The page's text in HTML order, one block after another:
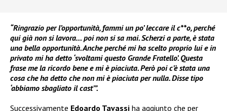
“Ringrazio per l’opportunità, fammi un po’ leccare il c**o, perché
qui già non si lavora… poi non si sa mai. Scherzi a parte, è stata
una bella opportunità. Anche perché mi ha scelto proprio lui e in
privato mi ha detto ‘svoltami questo Grande Fratello’. Questa
frase me la ricordo bene e mi è piaciuta. Però poi c’è stata una
cosa che ha detto che non mi è piaciuta per nulla. Disse tipo
‘abbiamo sbagliato il cast’”.
Successivamente Edoardo Tavassi ha aggiunto che per